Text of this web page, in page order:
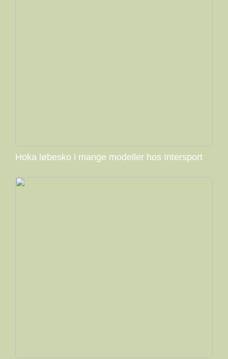
Hoka løbesko i mange modeller hos Intersport